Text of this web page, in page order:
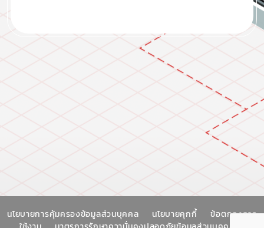
นโยบายการคุ้มครองข้อมูลส่วนบุคคล นโยบายคุกกี้
ข้อตกลงการ